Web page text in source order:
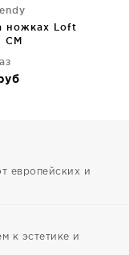
ножках Loft
CM
европейских и
к эстетике и